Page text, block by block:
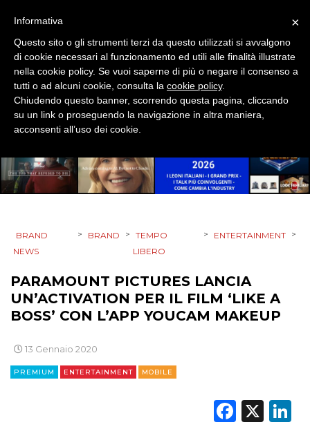
EVENTI
MOBILE
PROMOZIONI
PRODOTTI
PUNTI VENDITA
STRATEGIE
CINEMA
DIGITALE
BRAND
NEWS
> BRAND > TEMPO
LIBERO
> ENTERTAINMENT >
PARAMOUNT PICTURES LANCIA
UN’ACTIVATION PER IL FILM ‘LIKE A
BOSS’ CON L’APP YOUCAM MAKEUP
13 Gennaio 2020
PREMIUM ENTERTAINMENT MOBILE
X
×
Informativa
Questo sito o gli strumenti terzi da questo utilizzati si avvalgono
di cookie necessari al funzionamento ed utili alle finalità illustrate
nella cookie policy. Se vuoi saperne di più o negare il consenso a
tutti o ad alcuni cookie, consulta la cookie policy.
Chiudendo questo banner, scorrendo questa pagina, cliccando
su un link o proseguendo la navigazione in altra maniera,
acconsenti all’uso dei cookie.